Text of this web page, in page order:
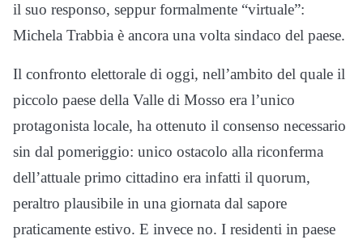
il suo responso, seppur formalmente “virtuale”:
Michela Trabbia è ancora una volta sindaco del paese.
Il confronto elettorale di oggi, nell’ambito del quale il
piccolo paese della Valle di Mosso era l’unico
protagonista locale, ha ottenuto il consenso necessario
sin dal pomeriggio: unico ostacolo alla riconferma
dell’attuale primo cittadino era infatti il quorum,
peraltro plausibile in una giornata dal sapore
praticamente estivo. E invece no. I residenti in paese